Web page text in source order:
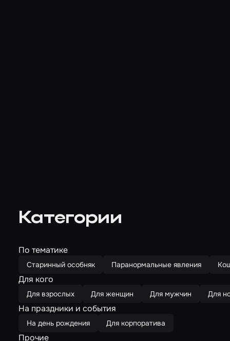
Категории
По тематике
Старинный особняк Паранормальные явления
Для кого
Для взрослых Для женщин Для мужчин Для
На праздники и события
На день рождения Для корпоратива
Прочие